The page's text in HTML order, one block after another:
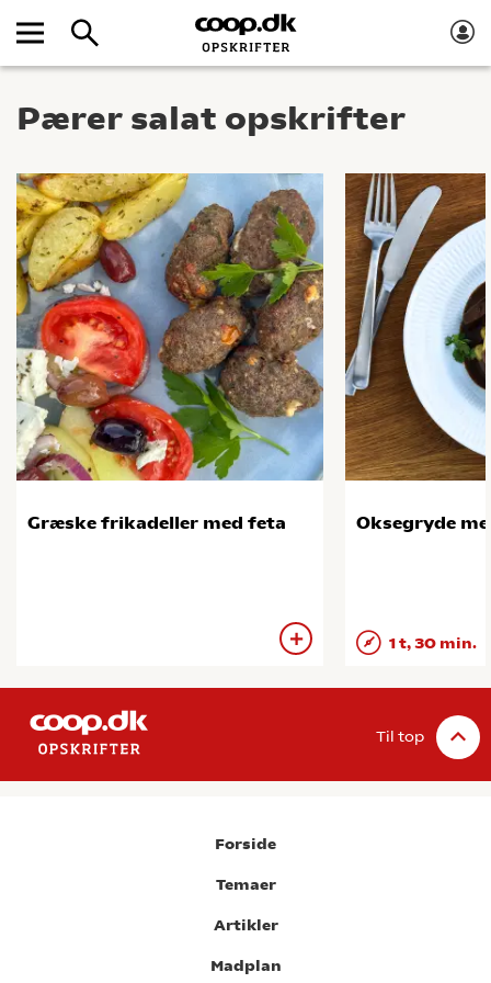
Pærer salat opskrifter
Græske frikadeller med feta Oksegryde
1 t, 30 min.
Til top
Forside
Temaer
Artikler
Madplan